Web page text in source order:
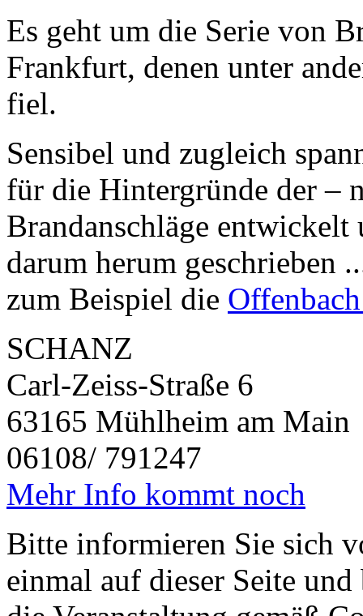
Es geht um die Serie von
Frankfurt, denen unter
fiel.
Sensibel und zugleich
für die Hintergründe der –
Brandanschläge
darum herum geschrieben
zum Beispiel die
SCHANZ
Carl-Zeiss-Straße
63165 Mühlheim
06108/ 791247
Mehr Info kommt noch
Bitte informieren Sie sich
einmal auf dieser Seite